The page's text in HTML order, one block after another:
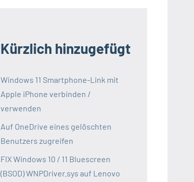
Kürzlich hinzugefügt
Windows 11 Smartphone-Link mit
Apple iPhone verbinden /
verwenden
Auf OneDrive eines gelöschten
Benutzers zugreifen
FIX Windows 10 / 11 Bluescreen
(BSOD) WNPDriver.sys auf Lenovo